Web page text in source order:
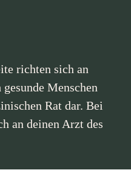
richten sich an
Menschen
Rat dar. Bei
an deinen Arzt des